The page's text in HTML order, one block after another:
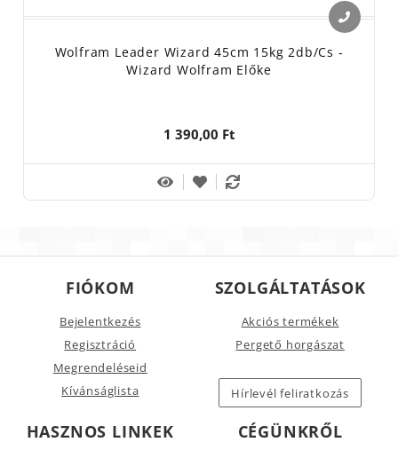
Wolfram Leader Wizard 45cm 15kg 2db/cs -
Wizard Wolfram Előke
1 390,00 Ft
FIÓKOM
Bejelentkezés
Regisztráció
Megrendeléseid
Kívánságlista
SZOLGÁLTATÁSOK
Akciós termékek
Pergető horgászat
Hírlevél feliratkozás
HASZNOS LINKEK CÉGÜNKRŐL